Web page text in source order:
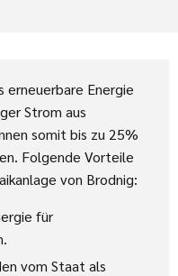
erneuerbare Energie
Strom aus
somit bis zu 25%
Folgende Vorteile
von Brodnig:
für
vom Staat als